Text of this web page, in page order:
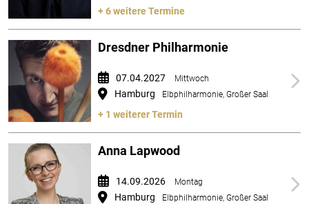
+ 6 weitere Termine
Dresdner Philharmonie
07.04.2027 Mittwoch
Hamburg Elbphilharmonie, Großer Saal
+ 1 weiterer Termin
Anna Lapwood
14.09.2026 Montag
Hamburg Elbphilharmonie, Großer Saal